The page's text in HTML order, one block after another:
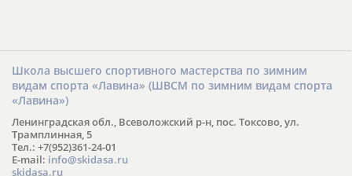
Школа высшего спортивного мастерства по зимним
видам спорта «Лавина» (ШВСМ по зимним видам спорта
«Лавина»)
Ленинградская обл., Всеволожский р-н, пос. Токсово, ул.
Трамплинная, 5
Тел.: +7(952)361-24-01
E-mail: info@skidasa.ru
skidasa.ru